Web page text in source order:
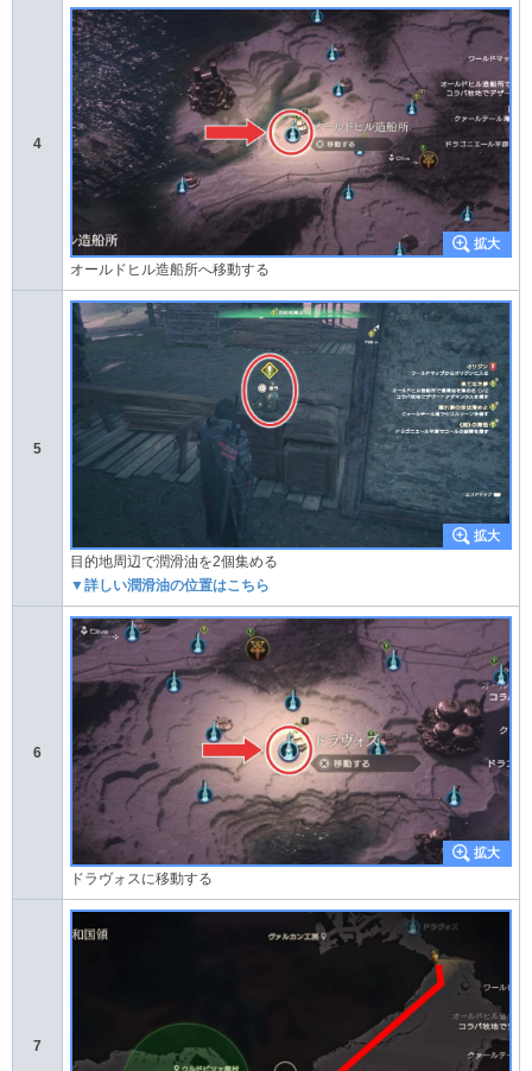
4
オールドヒル造船所へ移動する
5
目的地周辺で潤滑油を2個集める
▼詳しい潤滑油の位置はこちら
6
ドラヴォスに移動する
7